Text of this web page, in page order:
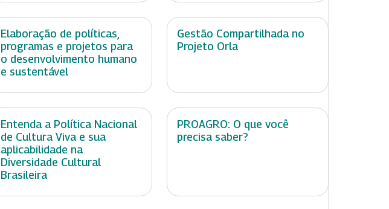
Elaboração de políticas,
programas e projetos para
o desenvolvimento humano
e sustentável
Gestão Compartilhada no
Projeto Orla
Entenda a Política Nacional
de Cultura Viva e sua
aplicabilidade na
Diversidade Cultural
Brasileira
PROAGRO: O que você
precisa saber?